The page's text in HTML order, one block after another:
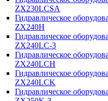
ZX230LCSA
Гидравлическое
ZX240H
Гидравлическое
ZX240LC-3
Гидравлическое
ZX240LCH
Гидравлическое
ZX240LCK
Гидравлическое